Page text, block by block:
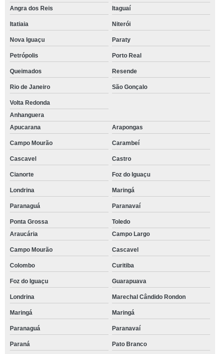
Angra dos Reis
Itaguaí
Itatiaia Niterói
Nova Iguaçu Paraty
Petrópolis Porto Real
Queimados Resende
Rio de Janeiro São Gonçalo
Volta Redonda
Anhanguera
Apucarana
Arapongas
Campo Mourão Carambeí
Cascavel Castro
Cianorte Foz do Iguaçu
Londrina Maringá
Paranaguá Paranavaí
Ponta Grossa
Toledo
Araucária
Campo Largo
Campo Mourão Cascavel
Colombo Curitiba
Foz do Iguaçu Guarapuava
Londrina Marechal Cândido Rondon
Maringá Maringá
Paranaguá Paranavaí
Paraná Pato Branco